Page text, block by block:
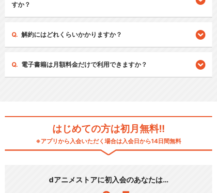
すか？
解約にはどれくらいかかりますか？
電子書籍は月額料金だけで利用できますか？
はじめての方は初月無料!!
※アプリから入会いただく場合は入会日から14日間無料
dアニメストアに初入会のあなたは…